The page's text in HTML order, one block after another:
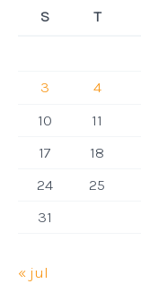
S T
3
4
10
11
17
18
24
25
31
« jul